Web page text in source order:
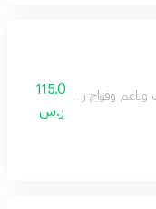
115.0
ر.س